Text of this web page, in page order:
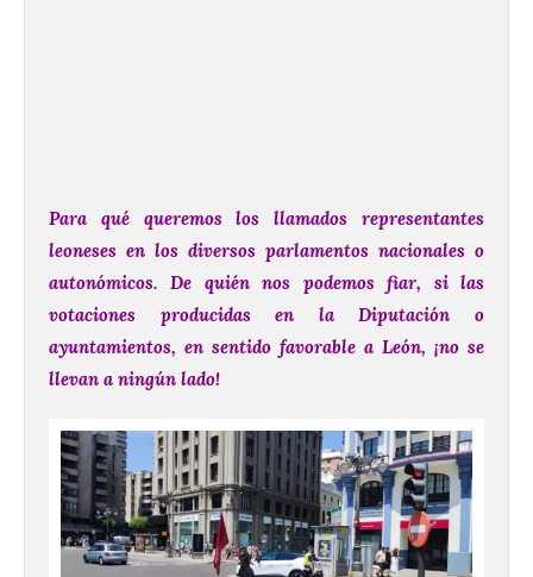
Para qué queremos los llamados representantes
leoneses en los diversos parlamentos nacionales o
autonómicos. De quién nos podemos fiar, si las
votaciones producidas en la Diputación o
ayuntamientos, en sentido favorable a León, ¡no se
llevan a ningún lado!